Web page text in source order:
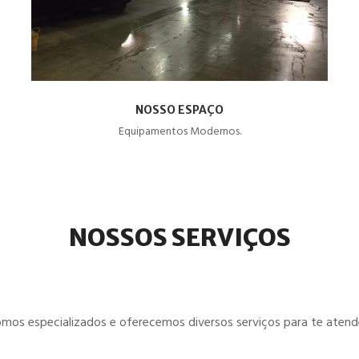
NOSSO ESPAÇO
Equipamentos Modernos.
NOSSOS SERVIÇOS
especializados e oferecemos diversos serviços para te